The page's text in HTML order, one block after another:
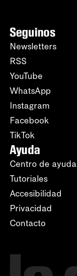
Seguinos
Newsletters
RSS
YouTube
WhatsApp
Instagram
Facebook
TikTok
Ayuda
Centro de ayuda
Tutoriales
Accesibilidad
Privacidad
Contacto